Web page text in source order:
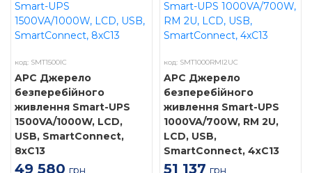
код: SMT1500IC
APC Джерело
безперебійного
живлення Smart-UPS
1500VA/1000W, LCD,
USB, SmartConnect,
8xC13
49 580 грн
код: SMT1000RMI2UC
APC Джерело
безперебійного
живлення Smart-UPS
1000VA/700W, RM 2U,
LCD, USB,
SmartConnect, 4xC13
51 137 грн